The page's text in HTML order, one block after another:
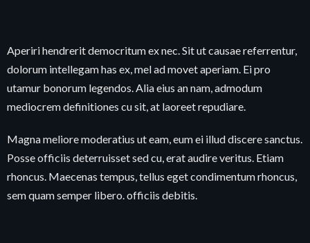
Aperiri hendrerit democritum ex nec. Sit ut causae referrentur,
dolorum intellegam has ex, mel ad movet aperiam. Ei pro
utamur bonorum legendos. Alia eius an nam, admodum
mediocrem definitiones cu sit, at laoreet repudiare.
Magna meliore moderatius ut eam, eum ei illud discere sanctus.
Posse officiis deterruisset sed cu, erat audire veritus. Etiam
rhoncus. Maecenas tempus, tellus eget condimentum rhoncus,
sem quam semper libero. officiis debitis.